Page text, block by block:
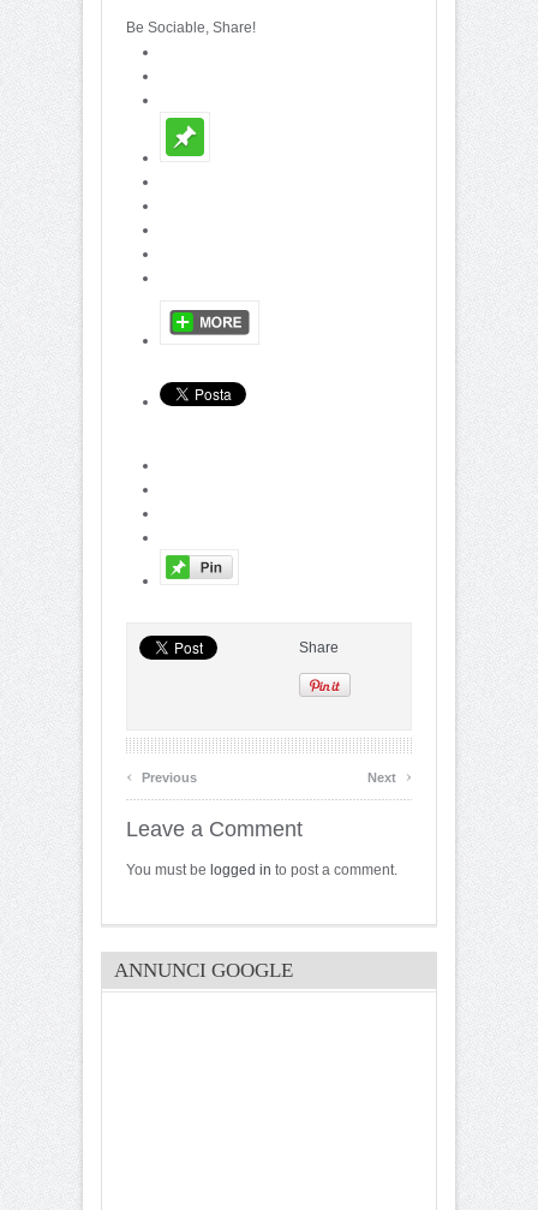
Be Sociable, Share!
Share
‹ Previous Next ›
Leave a Comment
You must be logged in to post a comment.
ANNUNCI GOOGLE